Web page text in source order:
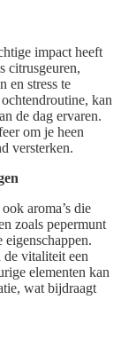
impact heeft
citrusgeuren,
en stress te
kan
de dag ervaren.
om je heen
versterken.
aroma’s die
zoals pepermunt
eigenschappen.
de vitaliteit een
elementen kan
wat bijdraagt